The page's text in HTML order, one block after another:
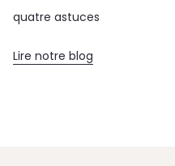
quatre astuces
Lire notre blog